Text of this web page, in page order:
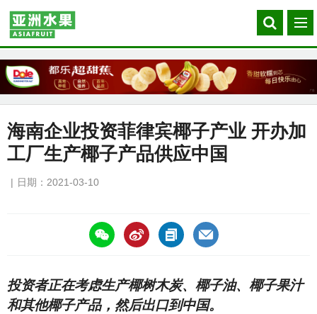
Search
our
菜
单
海南企业投资菲律宾椰子产业 开办加
工厂生产椰子产品供应中国
日期：2021-03-10
https://asiafruitchina.net/20543.html
投资者正在考虑生产椰树木炭、椰子油、椰子果汁
和其他椰子产品，然后出口到中国。